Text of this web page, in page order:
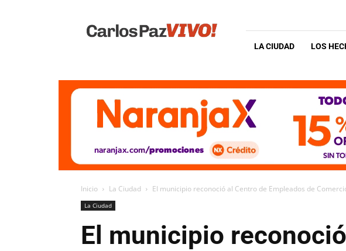
Vivo
LA CIUDAD LOS
Inicio La Ciudad El municipio reconoció al Centro de Empleados de
La Ciudad
El municipio